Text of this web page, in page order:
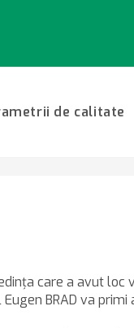
de calitate
care a avut loc
BRAD va